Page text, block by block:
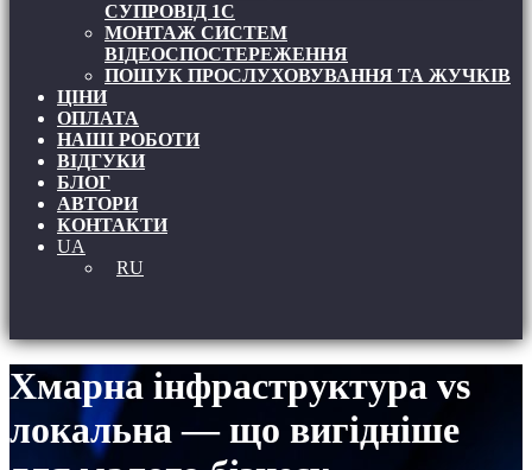
СУПРОВІД 1С
МОНТАЖ СИСТЕМ
ВІДЕОСПОСТЕРЕЖЕННЯ
ПОШУК ПРОСЛУХОВУВАННЯ ТА ЖУЧКІВ
ЦІНИ
ОПЛАТА
НАШІ РОБОТИ
ВІДГУКИ
БЛОГ
АВТОРИ
КОНТАКТИ
UA
RU
Хмарна інфраструктура vs
локальна — що вигідніше